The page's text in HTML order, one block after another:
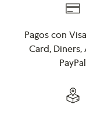
Pagos con
Card, Diners,
PayPal